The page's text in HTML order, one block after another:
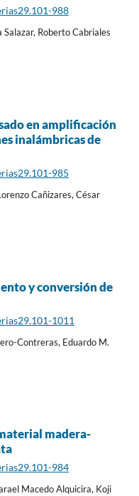
988
Roberto Cabriales
en amplificación
inalámbricas de
985
Cañizares, César
y conversión de
1011
Contreras, Eduardo M.
madera-
984
Macedo Alquicira, Koji